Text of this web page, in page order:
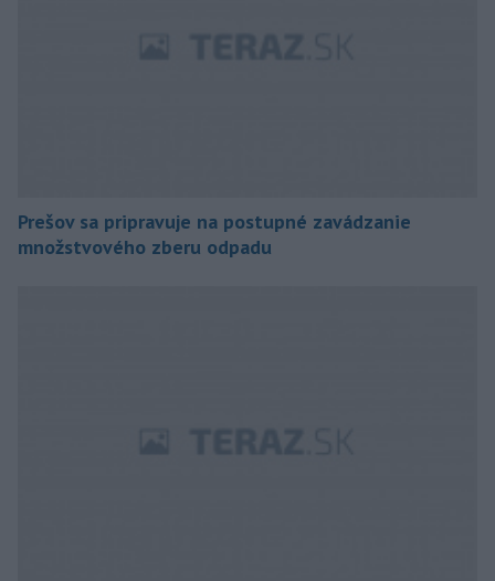
Prešov sa pripravuje na postupné zavádzanie
množstvového zberu odpadu